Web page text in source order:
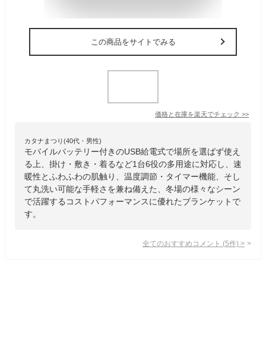
この商品をサイトでみる
価格と在庫を楽天でチェック >>
カタナまつり(40代・男性)
モバイルバッテリー付きのUSB給電式で場所を選ばず使え
る上、掛け・敷き・着るなど1台6役の多用途に対応し、速
暖性とふわふわの肌触り、温度調節・タイマー機能、そし
て丸洗い可能な手軽さを兼ね備えた、冬場の様々なシーン
で活躍するコストパフォーマンスに優れたブランケットで
す。
全てのおすすめコメント (5件) >